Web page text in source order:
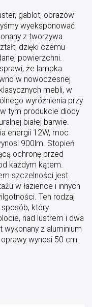
gablot, obrazów
wyeksponować
z tworzywa
dzięki czemu
powierzchni.
że lampka
w nowoczesnej
mebli, w
wyróżnienia przy
tym produkcie diody
białej barwie.
energii 12W, moc
900lm. Stopień
ochronę przed
każdym kątem.
szczelności jest
w łazience i innych
Ten rodzaj
który
nad lustrem i dwa
z aluminium
wynosi 50 cm.